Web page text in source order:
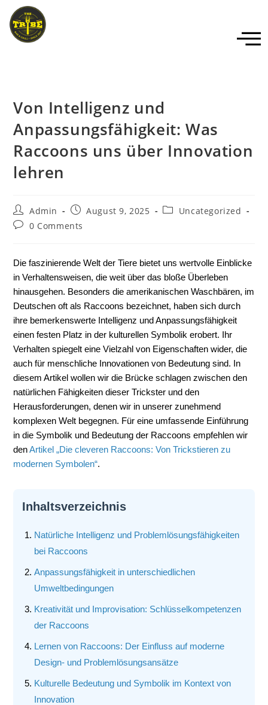
Von Intelligenz und
Anpassungsfähigkeit: Was
Raccoons uns über Innovation
lehren
Admin August 9, 2025
Uncategorized
0 Comments
Die faszinierende Welt der Tiere bietet uns wertvolle Einblicke
in Verhaltensweisen, die weit über das bloße Überleben
hinausgehen. Besonders die amerikanischen Waschbären, im
Deutschen oft als Raccoons bezeichnet, haben sich durch
ihre bemerkenswerte Intelligenz und Anpassungsfähigkeit
einen festen Platz in der kulturellen Symbolik erobert. Ihr
Verhalten spiegelt eine Vielzahl von Eigenschaften wider, die
auch für menschliche Innovationen von Bedeutung sind. In
diesem Artikel wollen wir die Brücke schlagen zwischen den
natürlichen Fähigkeiten dieser Trickster und den
Herausforderungen, denen wir in unserer zunehmend
komplexen Welt begegnen. Für eine umfassende Einführung
in die Symbolik und Bedeutung der Raccoons empfehlen wir
denArtikel „Die cleveren Raccoons: Von Trickstieren zu
modernen Symbolen“.
Inhaltsverzeichnis
Natürliche Intelligenz und Problemlösungsfähigkeiten
bei Raccoons
Anpassungsfähigkeit in unterschiedlichen
Umweltbedingungen
Kreativität und Improvisation: Schlüsselkompetenzen
der Raccoons
Lernen von Raccoons: Der Einfluss auf moderne
Design- und Problemlösungsansätze
Kulturelle Bedeutung und Symbolik im Kontext von
Innovation